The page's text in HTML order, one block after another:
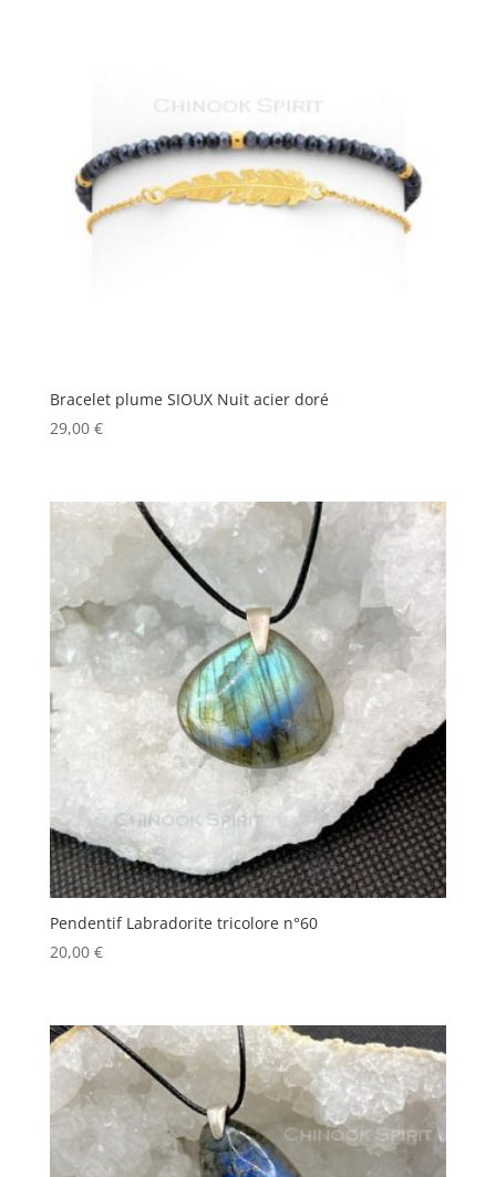
Bracelet plume SIOUX Nuit acier doré
29,00 €
Pendentif Labradorite tricolore n°60
20,00 €